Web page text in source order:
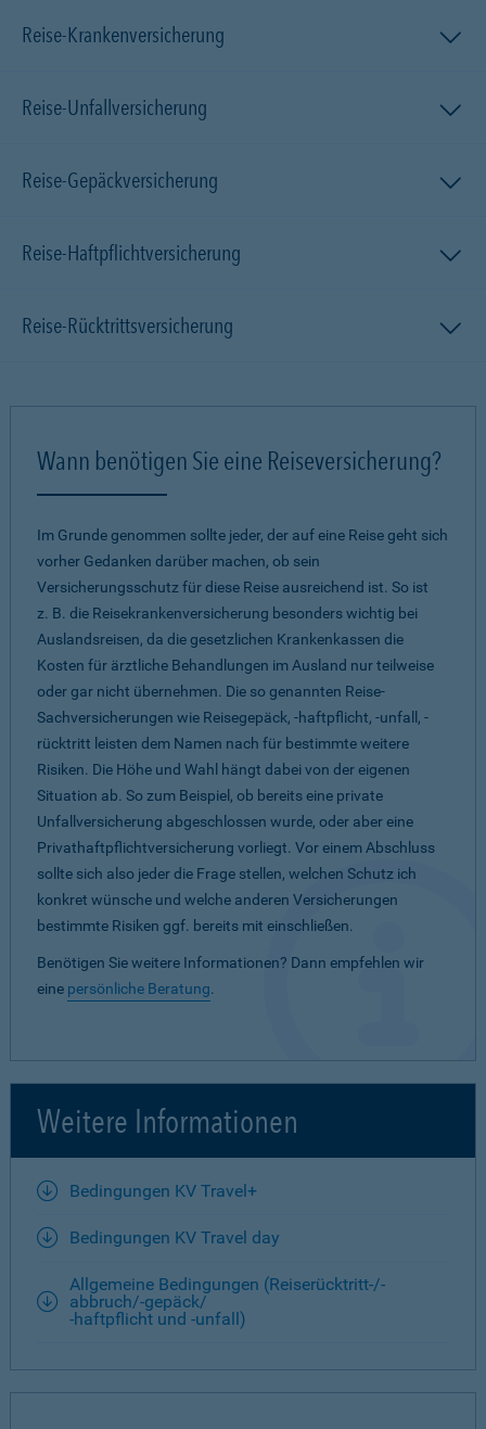
Reise-Krankenversicherung
Reise-Unfallversicherung
Reise-Gepäckversicherung
Reise-Haftpflichtversicherung
Reise-Rücktrittsversicherung
Wann benötigen Sie eine Reiseversicherung?
Im Grunde genommen sollte jeder, der auf eine Reise geht sich
vorher Gedanken darüber machen, ob sein
Versicherungsschutz für diese Reise ausreichend ist. So ist
z. B. die Reisekrankenversicherung besonders wichtig bei
Auslandsreisen, da die gesetzlichen Krankenkassen die
Kosten für ärztliche Behandlungen im Ausland nur teilweise
oder gar nicht übernehmen. Die so genannten Reise-
Sachversicherungen wie Reisegepäck, -haftpflicht, -unfall, -
rücktritt leisten dem Namen nach für bestimmte weitere
Risiken. Die Höhe und Wahl hängt dabei von der eigenen
Situation ab. So zum Beispiel, ob bereits eine private
Unfallversicherung abgeschlossen wurde, oder aber eine
Privathaftpflichtversicherung vorliegt. Vor einem Abschluss
sollte sich also jeder die Frage stellen, welchen Schutz ich
konkret wünsche und welche anderen Versicherungen
bestimmte Risiken ggf. bereits mit einschließen.
Benötigen Sie weitere Informationen? Dann empfehlen wir
eine persönliche Beratung.
Weitere Informationen
Bedingungen KV Travel+
Bedingungen KV Travel day
Allgemeine Bedingungen (Reiserücktritt-/-
abbruch/-gepäck/
-haftpflicht und -unfall)